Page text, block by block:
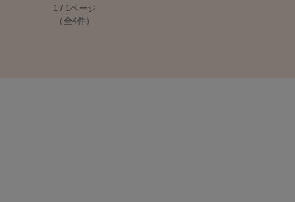
1 / 1ページ
（全4件）